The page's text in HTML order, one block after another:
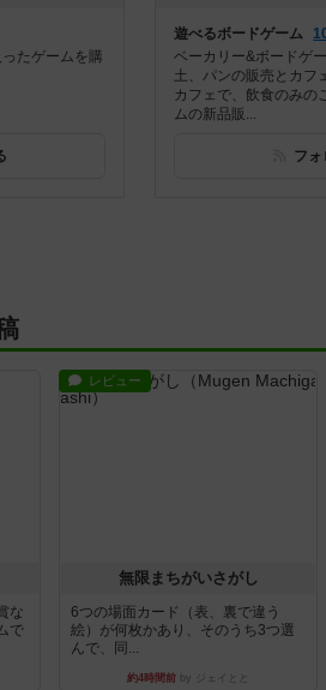
たゲームを購
遊べるボードゲーム
ベーカリー&ボードゲ
土、パンの販売とカフ
カフェで、飲食のみの
ムの新品販...
フォ
な
で
レビュー
無限まちがいさがし
6つの場面カード（表、裏で違う
絵）が何枚かあり、そのうち3つ選
んで、同...
約4時間前 by ジェイとと